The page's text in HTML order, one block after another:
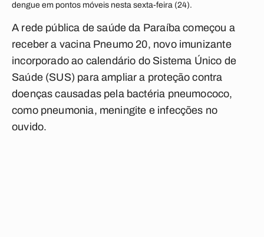
dengue em pontos móveis nesta sexta-feira (24).
A rede pública de saúde da Paraíba começou a
receber a vacina Pneumo 20, novo imunizante
incorporado ao calendário do Sistema Único de
Saúde (SUS) para ampliar a proteção contra
doenças causadas pela bactéria pneumococo,
como pneumonia, meningite e infecções no
ouvido.